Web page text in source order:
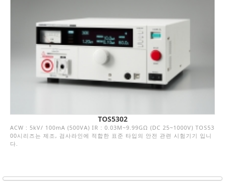
TOS5302
ACW : 5kV/ 100mA (500VA) IR : 0.03M~9.99GΩ (DC 25~1000V) TOS53
00시리즈는 제조, 검사라인에 적합한 표준 타입의 안전 관련 시험기기 입니
다.